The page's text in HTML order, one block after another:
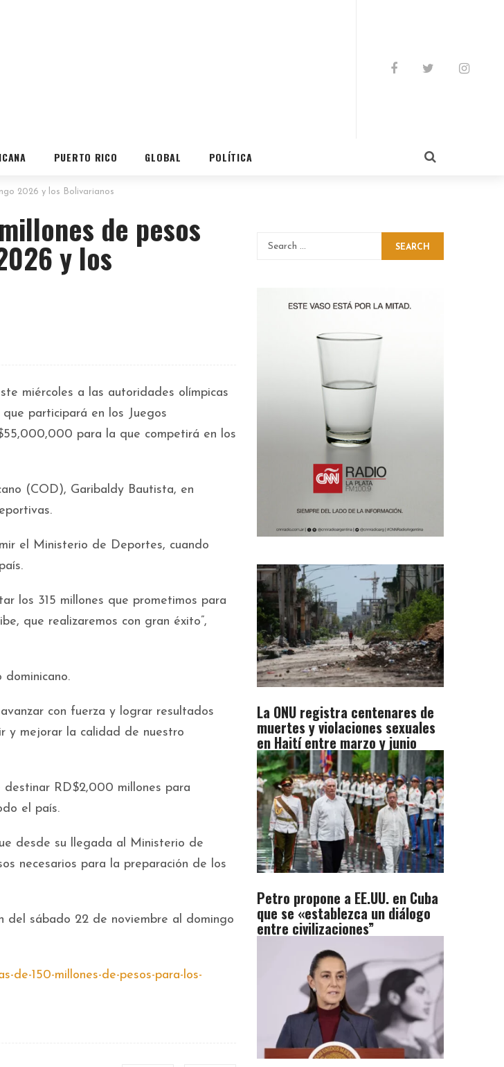
PUERTO RICO GLOBAL POLÍTICA
2026 y los Bolivarianos
de pesos
y los
miércoles a las autoridades olímpicas
participará en los Juegos
para la que competirá en los
(COD), Garibaldy Bautista, en
el Ministerio de Deportes, cuando
los 315 millones que prometimos para
que realizaremos con gran éxito”,
con fuerza y lograr resultados
y mejorar la calidad de nuestro
RD$2,000 millones para
el país.
desde su llegada al Ministerio de
necesarios para la preparación de los
del sábado 22 de noviembre al domingo
de-150-millones-de-pesos-para-los-
SEARCH
La ONU registra centenares de
muertes y violaciones sexuales
en Haití entre marzo y junio
Petro propone a EE.UU. en Cuba
que se «establezca un diálogo
entre civilizaciones”